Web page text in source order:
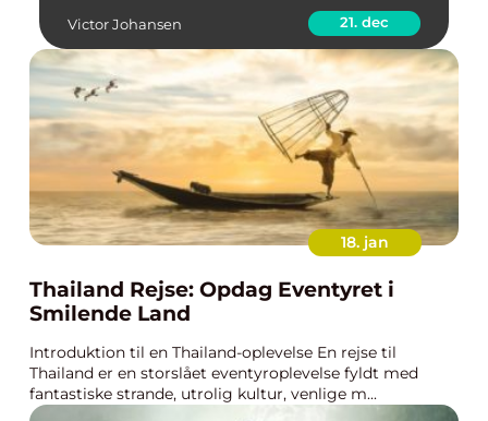
Victor Johansen 21. dec
18. jan
Thailand Rejse: Opdag Eventyret i
Smilende Land
Introduktion til en Thailand-oplevelse En rejse til
Thailand er en storslået eventyroplevelse fyldt med
fantastiske strande, utrolig kultur, venlige m...